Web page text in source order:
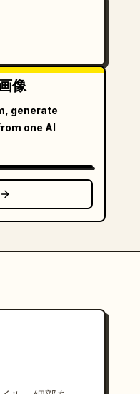
像
generate
one AI